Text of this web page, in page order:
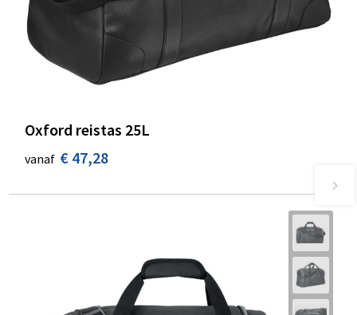
Oxford reistas 25L
vanaf € 47,28